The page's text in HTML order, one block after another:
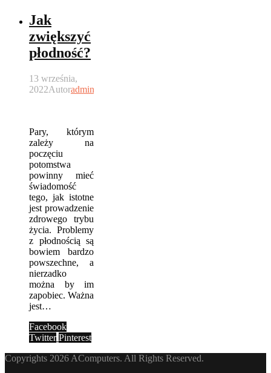
Jak
zwiększyć
płodność?
13 września,
2022Autoradmin
Pary, którym
zależy na
poczęciu
potomstwa
powinny mieć
świadomość
tego, jak istotne
jest prowadzenie
zdrowego trybu
życia. Problemy
z płodnością są
bowiem bardzo
powszechne, a
nierzadko
można by im
zapobiec. Ważna
jest…
Facebook
Twitter Pinterest
Copyrights 2026 AComputers. All Rights Reserved.